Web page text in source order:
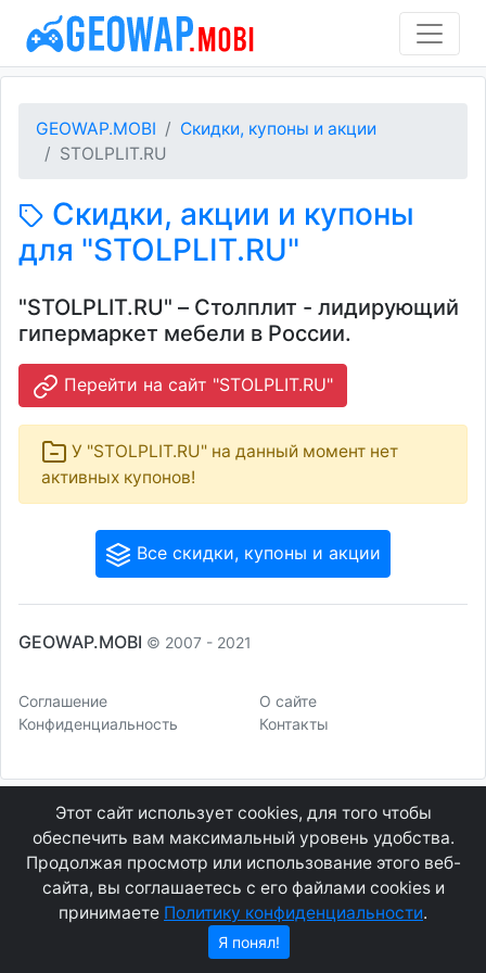
GEOWAP.MOBI
Скидки, купоны и акции
STOLPLIT.RU
Скидки, акции и купоны
для "STOLPLIT.RU"
"STOLPLIT.RU" – Столплит - лидирующий
гипермаркет мебели в России.
Перейти на сайт "STOLPLIT.RU"
У "STOLPLIT.RU" на данный момент нет
активных купонов!
Все скидки, купоны и акции
GEOWAP.MOBI © 2007 - 2021
Соглашение
Конфиденциальность
О сайте
Контакты
Этот сайт использует cookies, для того чтобы
обеспечить вам максимальный уровень удобства.
Продолжая просмотр или использование этого веб-
сайта, вы соглашаетесь с его файлами cookies и
принимаете Политику конфиденциальности.
Я понял!